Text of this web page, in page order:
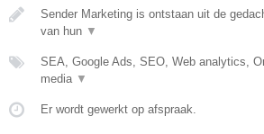
Sender Marketing is ontstaan uit de
van hun ▼
SEA, Google Ads, SEO, Web analytics,
media ▼
Er wordt gewerkt op afspraak.